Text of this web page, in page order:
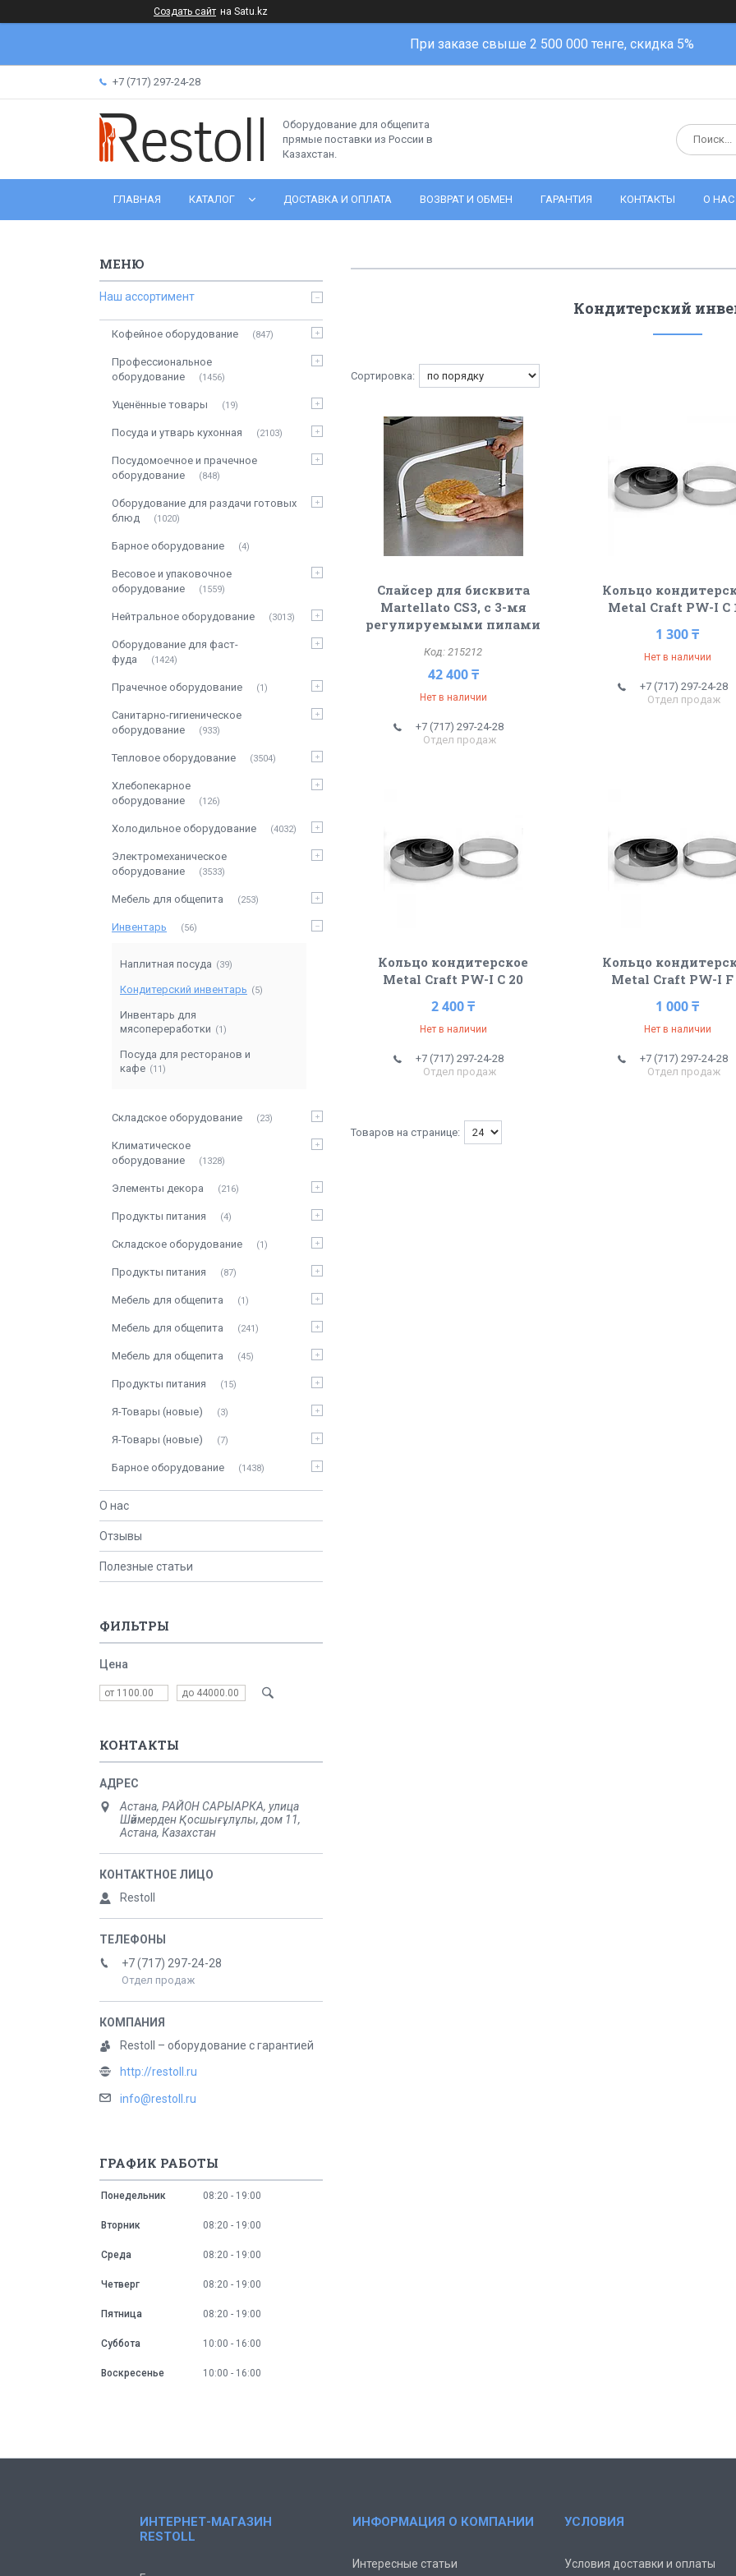
Создать сайт на Satu.kz
При заказе свыше 2 500 000 тенге, скидка 5%
+7 (717) 297-24-28
Оборудование для общепита
прямые поставки из России в
Казахстан.
ГЛАВНАЯ КАТАЛОГ ДОСТАВКА И ОПЛАТА ВОЗВРАТ И ОБМЕН ГАРАНТИЯ КОНТАКТЫ О НАС
Кондитерский
Слайсер для бисквита
Martellato CS3, с 3-мя
регулируемыми пилами
215212
42 400 ₸
Нет в наличии
+7 (717) 297-24-28
Отдел продаж
Кольцо
Metal Craft PW-I C
1 300 ₸
Нет в наличии
+7 (717) 297-24-28
Отдел продаж
Кольцо кондитерское
Metal Craft PW-I C 20
2 400 ₸
Нет в наличии
+7 (717) 297-24-28
Отдел продаж
Кольцо
Metal Craft PW-I F
1 000 ₸
Нет в наличии
+7 (717) 297-24-28
Отдел продаж
Наш ассортимент
Кофейное оборудование 847
Профессиональное
оборудование
1456
Уценённые товары 19
Посуда и утварь кухонная 2103
Посудомоечное и прачечное
оборудование
848
Оборудование для раздачи готовых
блюд
1020
Барное оборудование 4
Весовое и упаковочное
оборудование
1559
Нейтральное оборудование 3013
Оборудование для фаст-
фуда
1424
Прачечное оборудование 1
Санитарно-гигиеническое
оборудование
933
Тепловое оборудование 3504
Хлебопекарное
оборудование
126
Холодильное оборудование 4032
Электромеханическое
оборудование
3533
Мебель для общепита 253
Инвентарь 56
Наплитная посуда 39
Кондитерский инвентарь 5
Инвентарь для
мясопереработки
1
Посуда для ресторанов и
кафе
11
Складское оборудование 23
Климатическое
оборудование
1328
Элементы декора 216
Продукты питания 4
Складское оборудование 1
Продукты питания 87
Мебель для общепита 1
Мебель для общепита 241
Мебель для общепита 45
Продукты питания 15
Я-Товары (новые) 3
Я-Товары (новые) 7
Барное оборудование 1438
О нас
Отзывы
Полезные статьи
ФИЛЬТРЫ
Цена
КОНТАКТЫ
Астана, РАЙОН САРЫАРКА, улица
Шәймерден Қосшығұлұлы, дом 11,
Астана, Казахстан
Restoll
+7 (717) 297-24-28
Отдел продаж
Restoll – оборудование с гарантией
http://restoll.ru
info@restoll.ru
ГРАФИК РАБОТЫ
Понедельник 08:20 19:00
Вторник 08:20 19:00
Среда 08:20 19:00
Четверг 08:20 19:00
Пятница 08:20 19:00
Суббота 10:00 16:00
Воскресенье 10:00 16:00
ИНТЕРНЕТ-МАГАЗИН
RESTOLL
ИНФОРМАЦИЯ О КОМПАНИИ
Интересные статьи
УСЛОВИЯ
Условия доставки и оплаты